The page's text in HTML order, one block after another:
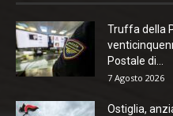
Truffa della
Postale di...
7 Agosto 2026
Ostiglia,